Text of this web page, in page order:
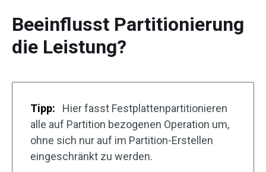
Beeinflusst Partitionierung
die Leistung?
Tipp:
Hier fasst Festplattenpartitionieren
alle auf Partition bezogenen Operation um,
ohne sich nur auf im Partition-Erstellen
eingeschränkt zu werden.